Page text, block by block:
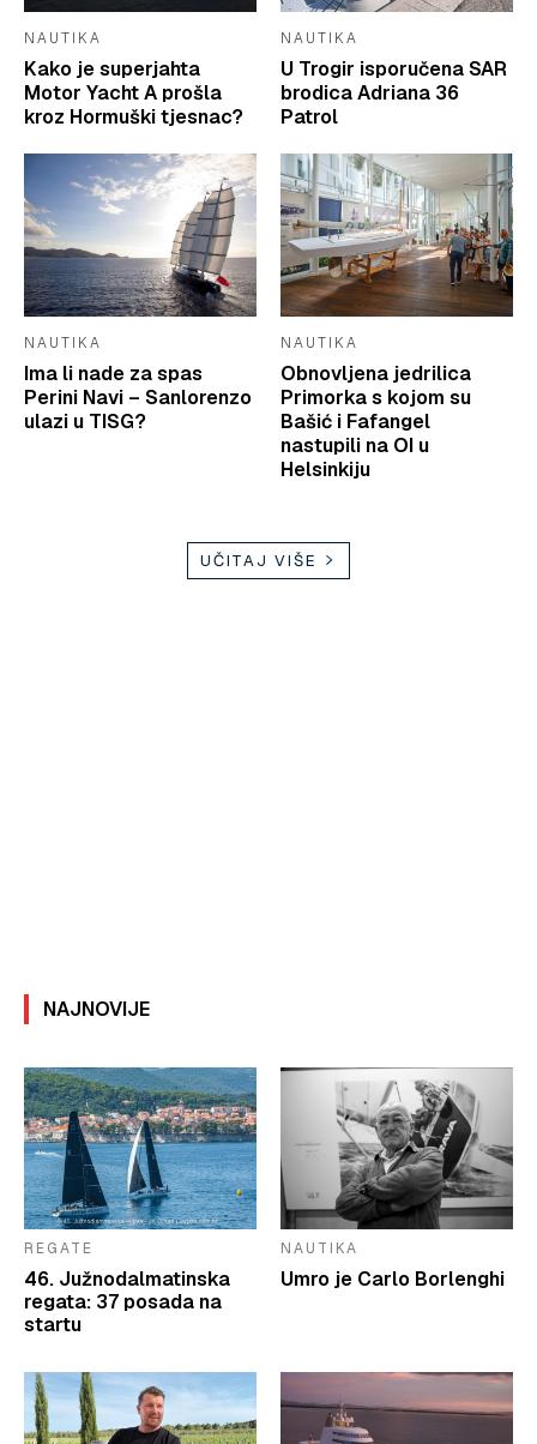
NAUTIKA
Kako je superjahta
Motor Yacht A prošla
kroz Hormuški tjesnac?
NAUTIKA
U Trogir isporučena SAR
brodica Adriana 36
Patrol
NAUTIKA
Ima li nade za spas
Perini Navi – Sanlorenzo
ulazi u TISG?
NAUTIKA
Obnovljena jedrilica
Primorka s kojom su
Bašić i Fafangel
nastupili na OI u
Helsinkiju
UČITAJ VIŠE
NAJNOVIJE
REGATE
46. Južnodalmatinska
regata: 37 posada na
startu
NAUTIKA
Umro je Carlo Borlenghi